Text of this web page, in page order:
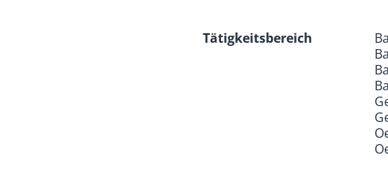
Tätigkeitsbereich